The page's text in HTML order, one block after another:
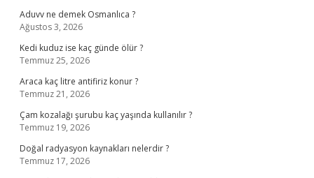
Aduvv ne demek Osmanlıca ?
Ağustos 3, 2026
Kedi kuduz ise kaç günde ölür ?
Temmuz 25, 2026
Araca kaç litre antifiriz konur ?
Temmuz 21, 2026
Çam kozalağı şurubu kaç yaşında kullanılır ?
Temmuz 19, 2026
Doğal radyasyon kaynakları nelerdir ?
Temmuz 17, 2026